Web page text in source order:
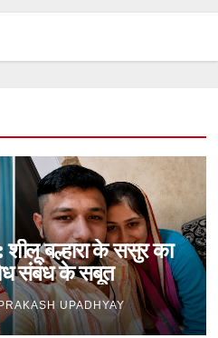
बल्हारा के ससुर का
संबंध के सबूत
UPADHYAY